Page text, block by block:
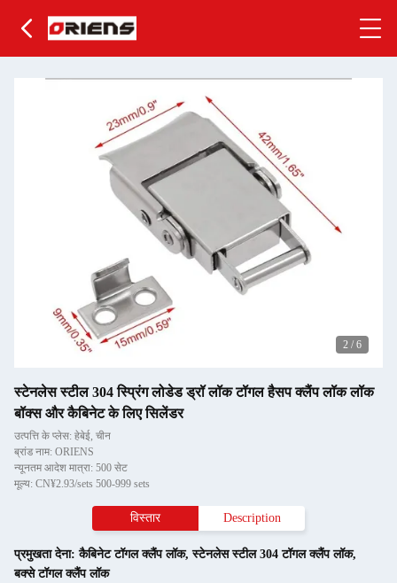
2 / 6
स्टेनलेस स्टील 304 स्प्रिंग लोडेड ड्रॉ लॉक टॉगल हैसप क्लैंप लॉक लॉक
बॉक्स और कैबिनेट के लिए सिलेंडर
उत्पत्ति के प्लेस: हेबेई, चीन
ब्रांड नाम: ORIENS
न्यूनतम आदेश मात्रा: 500 सेट
मूल्य: CN¥2.93/sets 500-999 sets
विस्तार Description
प्रमुखता देना:कैबिनेट टॉगल क्लैंप लॉक,स्टेनलेस स्टील 304 टॉगल क्लैंप लॉक,
बक्से टॉगल क्लैंप लॉक